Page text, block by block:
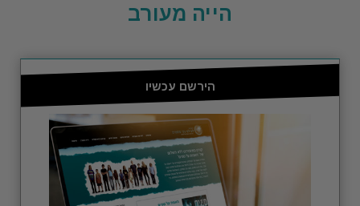
הייה מעורב
הירשם עכשיו